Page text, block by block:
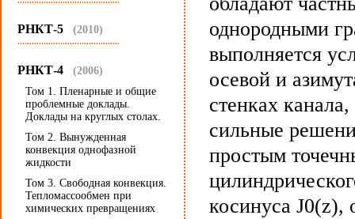
РНКТ-5 (2010)
...........................................
РНКТ-4 (2006)
Том 1. Пленарные и общие
проблемные доклады.
Доклады на круглых столах.
Том 2. Вынужденная
конвекция однофазной
жидкости
Том 3. Свободная конвекция.
Тепломассообмен при
химических превращениях
однородными
выполняется
осевой и
стенках
сильные
простым
косинуса